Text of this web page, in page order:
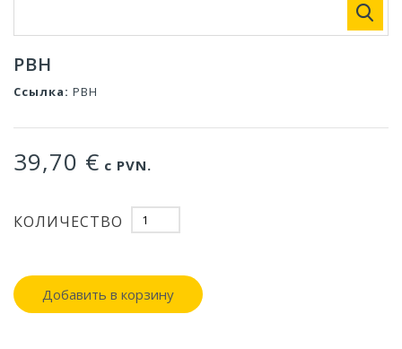
PBH
Ссылка: PBH
39,70 € с PVN.
КОЛИЧЕСТВО
Добавить в корзину